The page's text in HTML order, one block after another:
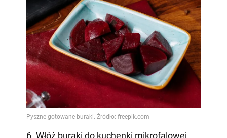
6. Włóż buraki do kuchenki mikrofalowej.